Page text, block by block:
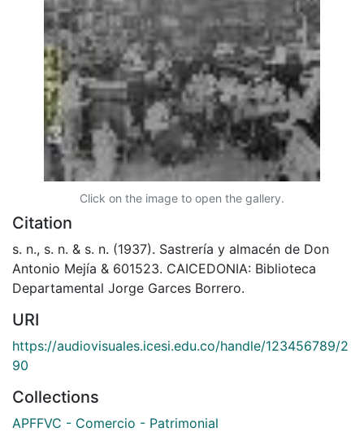
Click on the image to open the gallery.
Citation
s. n., s. n. & s. n. (1937). Sastrería y almacén de Don
Antonio Mejía & 601523. CAICEDONIA: Biblioteca
Departamental Jorge Garces Borrero.
URI
https://audiovisuales.icesi.edu.co/handle/123456789/2
90
Collections
APFFVC - Comercio - Patrimonial